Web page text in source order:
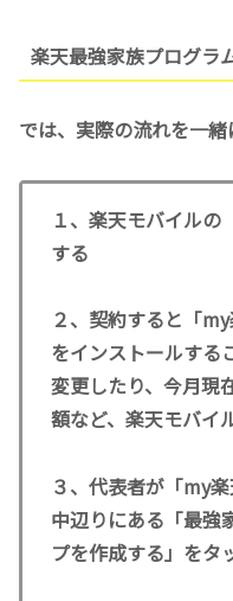
楽天最強家族プログラ
では、実際の流れを一緒
１、楽天モバイル
する
２、契約すると「
をインストールする
変更したり、今月現
額など、楽天モバイ
３、代表者が「my
中辺りにある「最強
プを作成する」をタ